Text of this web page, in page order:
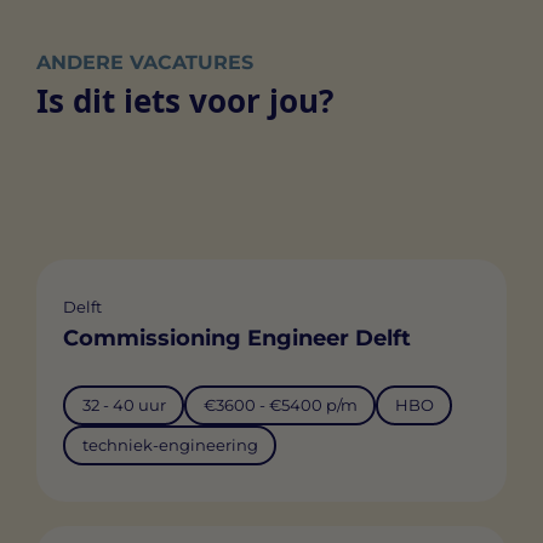
ANDERE VACATURES
Is dit iets voor jou?
Delft
Commissioning Engineer Delft
32 - 40 uur €3600 - €5400 p/m HBO
techniek-engineering